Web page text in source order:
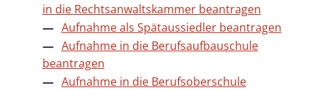
in die Rechtsanwaltskammer beantragen
Aufnahme als Spätaussiedler beantragen
Aufnahme in die Berufsaufbauschule
beantragen
Aufnahme in die Berufsoberschule